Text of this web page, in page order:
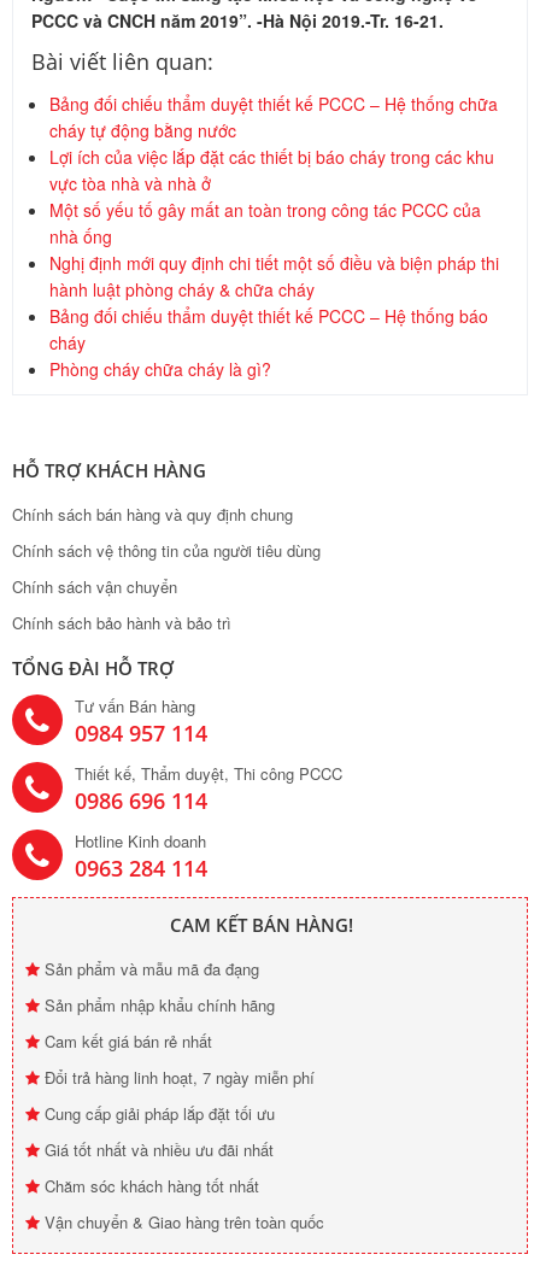
PCCC và CNCH năm 2019”. -Hà Nội 2019.-Tr. 16-21.
Bài viết liên quan:
Bảng đối chiếu thẩm duyệt thiết kế PCCC – Hệ thống chữa
cháy tự động bằng nước
Lợi ích của việc lắp đặt các thiết bị báo cháy trong các khu
vực tòa nhà và nhà ở
Một số yếu tố gây mất an toàn trong công tác PCCC của
nhà ống
Nghị định mới quy định chi tiết một số điều và biện pháp thi
hành luật phòng cháy & chữa cháy
Bảng đối chiếu thẩm duyệt thiết kế PCCC – Hệ thống báo
cháy
Phòng cháy chữa cháy là gì?
HỖ TRỢ KHÁCH HÀNG
Chính sách bán hàng và quy định chung
Chính sách vệ thông tin của người tiêu dùng
Chính sách vận chuyển
Chính sách bảo hành và bảo trì
TỔNG ĐÀI HỖ TRỢ
Tư vấn Bán hàng
0984 957 114
Thiết kế, Thẩm duyệt, Thi công PCCC
0986 696 114
Hotline Kinh doanh
0963 284 114
CAM KẾT BÁN HÀNG!
Sản phẩm và mẫu mã đa đạng
Sản phẩm nhập khẩu chính hãng
Cam kết giá bán rẻ nhất
Đổi trả hàng linh hoạt, 7 ngày miễn phí
Cung cấp giải pháp lắp đặt tối ưu
Giá tốt nhất và nhiều ưu đãi nhất
Chăm sóc khách hàng tốt nhất
Vận chuyển & Giao hàng trên toàn quốc